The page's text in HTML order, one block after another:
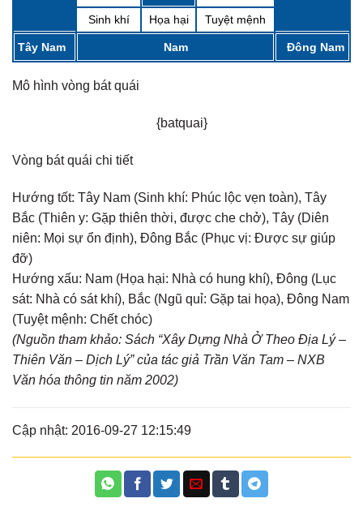
Sinh khí Họa hại Tuyệt mệnh
Tây Nam Nam Đông Nam
Mô hình vòng bát quái
{batquai}
Vòng bát quái chi tiết
Hướng tốt: Tây Nam (Sinh khí: Phúc lộc vẹn toàn), Tây
Bắc (Thiên y: Gặp thiên thời, được che chở), Tây (Diên
niên: Mọi sự ổn định), Đông Bắc (Phục vị: Được sự giúp
đỡ)
Hướng xấu: Nam (Họa hại: Nhà có hung khí), Đông (Lục
sát: Nhà có sát khí), Bắc (Ngũ quỉ: Gặp tai họa), Đông Nam
(Tuyệt mệnh: Chết chóc)
(Nguồn tham khảo: Sách “Xây Dựng Nhà Ở Theo Địa Lý –
Thiên Văn – Dịch Lý” của tác giả Trần Văn Tam – NXB
Văn hóa thông tin năm 2002)
Cập nhật: 2016-09-27 12:15:49